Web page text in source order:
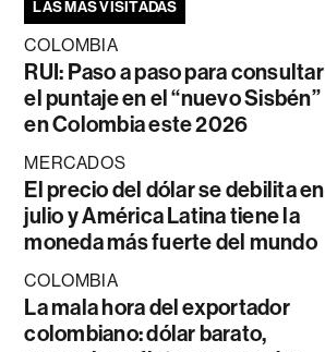
LAS MÁS VISITADAS
COLOMBIA
RUI: Paso a paso para consultar
el puntaje en el “nuevo Sisbén”
en Colombia este 2026
MERCADOS
El precio del dólar se debilita en
julio y América Latina tiene la
moneda más fuerte del mundo
COLOMBIA
La mala hora del exportador
colombiano: dólar barato,